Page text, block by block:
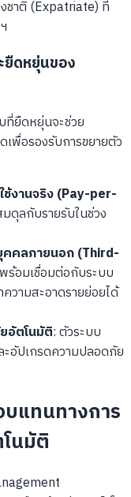
ชาติ (Expatriate) ที่
ยืดหยุ่นของ
ที่ยืดหยุ่นจะช่วย
เพื่อรองรับการขยายตัว
งานจริง (Pay-per-
ดุลกับรายรับในช่วง
คคลภายนอก (Third-
ร้อมเชื่อมต่อกับระบบ
วามสะอาดรายย่อยได้
อัตโนมัติ: ตัวระบบ
อัปเกรดความปลอดภัย
แทนทางการ
นมัติ